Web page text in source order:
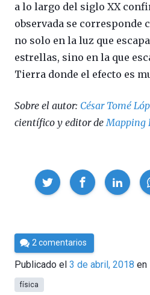
a lo largo del siglo XX
observada se corresponde
no solo en la luz que
estrellas, sino en la que
Tierra donde el efecto es
Sobre el autor: César Tomé
científico y editor deMapping
Compartir
Por
César
Tomé
2 comentarios
Publicado el 3 de abril, 2018 en
física